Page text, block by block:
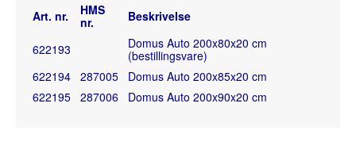
Art. nr.
HMS
nr.
Beskrivelse
622193
Domus Auto 200x80x20 cm
(bestillingsvare)
622194 287005
Domus Auto 200x85x20 cm
622195 287006 Domus Auto 200x90x20 cm